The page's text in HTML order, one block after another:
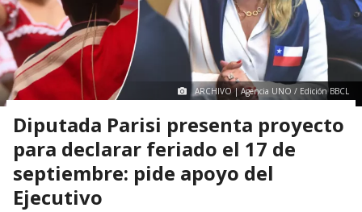
ARCHIVO | Agencia UNO / Edición BBCL
Diputada Parisi presenta proyecto
para declarar feriado el 17 de
septiembre: pide apoyo del
Ejecutivo